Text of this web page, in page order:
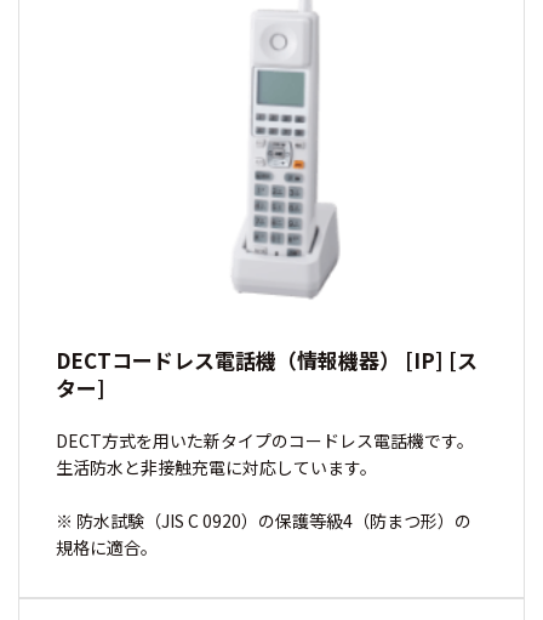
DECTコードレス電話機（情報機器） [IP] [ス
ター]
DECT方式を用いた新タイプのコードレス電話機です。
生活防水と非接触充電に対応しています。
※ 防水試験（JIS C 0920）の保護等級4（防まつ形）の
規格に適合。